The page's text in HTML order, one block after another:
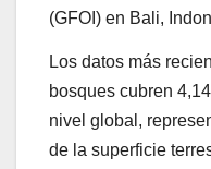
(GFOI) en Bali,
Los datos más
bosques cubren
nivel global,
de la superficie